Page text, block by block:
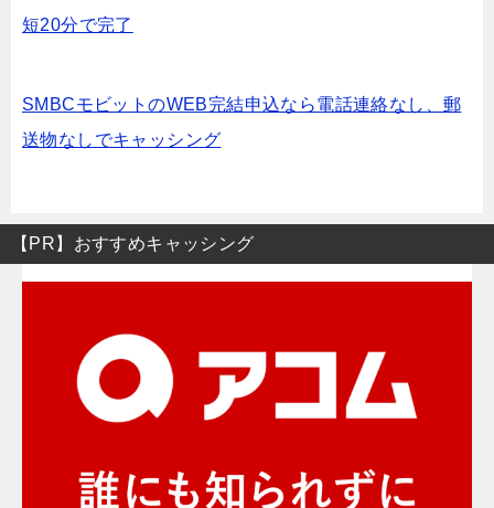
短20分で完了
SMBCモビットのWEB完結申込なら電話連絡なし、郵
送物なしでキャッシング
【PR】おすすめキャッシング